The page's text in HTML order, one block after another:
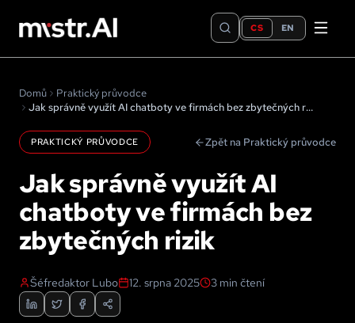
CS EN
Domů
Praktický průvodce
Jak správně využít AI chatboty ve firmách bez zbytečných rizik
PRAKTICKÝ PRŮVODCE Zpět na Praktický průvodce
Jak správně využít AI
chatboty ve firmách bez
zbytečných rizik
Šéfredaktor Lubo 12. srpna 2025 3 min čtení